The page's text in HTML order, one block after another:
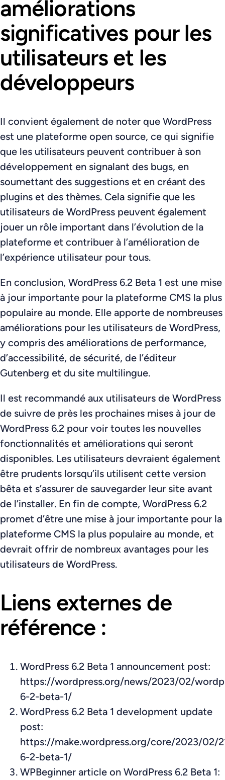
améliorations
significatives pour les
utilisateurs et les
développeurs
Il convient également de noter que WordPress
est une plateforme open source, ce qui signifie
que les utilisateurs peuvent contribuer à son
développement en signalant des bugs, en
soumettant des suggestions et en créant des
plugins et des thèmes. Cela signifie que les
utilisateurs de WordPress peuvent également
jouer un rôle important dans l’évolution de la
plateforme et contribuer à l’amélioration de
l’expérience utilisateur pour tous.
En conclusion, WordPress 6.2 Beta 1 est une mise
à jour importante pour la plateforme CMS la plus
populaire au monde. Elle apporte de nombreuses
améliorations pour les utilisateurs de WordPress,
y compris des améliorations de performance,
d’accessibilité, de sécurité, de l’éditeur
Gutenberg et du site multilingue.
Il est recommandé aux utilisateurs de WordPress
de suivre de près les prochaines mises à jour de
WordPress 6.2 pour voir toutes les nouvelles
fonctionnalités et améliorations qui seront
disponibles. Les utilisateurs devraient également
être prudents lorsqu’ils utilisent cette version
bêta et s’assurer de sauvegarder leur site avant
de l’installer. En fin de compte, WordPress 6.2
promet d’être une mise à jour importante pour la
plateforme CMS la plus populaire au monde, et
devrait offrir de nombreux avantages pour les
utilisateurs de WordPress.
Liens externes de
référence :
WordPress 6.2 Beta 1 announcement post:
https://wordpress.org/news/2023/02/
6-2-beta-1/
WordPress 6.2 Beta 1 development update
post:
https://make.wordpress.org/core/2023/02/
6-2-beta-1/
WPBeginner article on WordPress 6.2 Beta 1: